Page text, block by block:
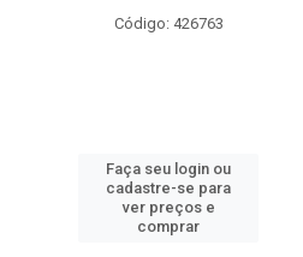
Código: 426763
Faça seu login ou
cadastre-se para
ver preços e
comprar